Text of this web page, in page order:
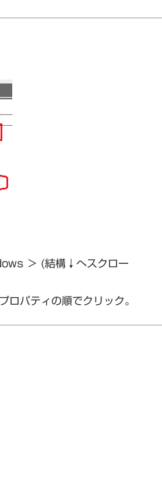
＞ (結構↓へスクロー
パティの順でクリック。